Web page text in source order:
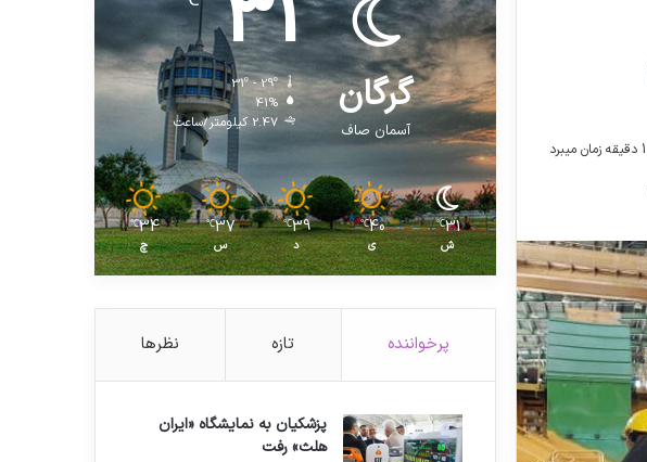
گرگان
آسمان صاف
31º - 29º
41%
2.47 کیلومتر/ساعت
31
℃
ش
40
℃
ی
39
℃
د
37
℃
س
34
℃
چ
پرخواننده تازه نظرها
پزشکیان به نمایشگاه «ایران
هلث» رفت